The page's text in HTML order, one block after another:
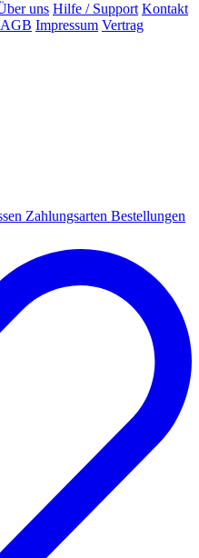
uns Hilfe / Support Kontakt
AGB Impressum Vertrag
Zahlungsarten Bestellungen